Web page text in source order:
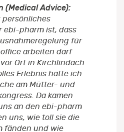
(Medical Advice):
persönliches
ebi-pharm ist, dass
für
arbeiten darf
Ort in Kirchlindach
Erlebnis hatte ich
am Mütter- und
Da kamen
an den ebi-pharm
uns, wie toll sie die
fänden und wie